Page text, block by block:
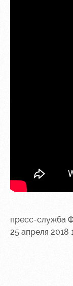
пресс-служба
25 апреля 2018